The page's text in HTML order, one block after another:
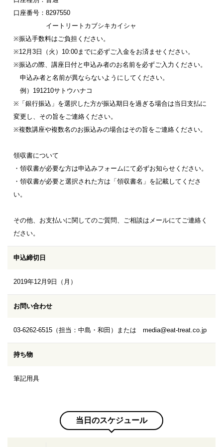
口座番号：8297550
イートリートカブシキカイシャ
※振込手数料はご負担ください。
※12月3日（火）10:00までに必ずご入金をお済ませください。
※振込の際、講座日付と申込み者のお名前を必ずご入力ください。
申込み者と名前が異ならないようにしてください。
例）191210サトウハナコ
※「銀行振込」を選択した方が振込期日を過ぎる場合は当日支払に
変更し、その旨をご連絡ください。
※複数講座や複数名のお振込みの場合はその旨をご連絡ください。
領収書について
・領収書が必要な方は申込みフォームにて必ずお知らせください。
・領収書が必要と選択された方は「領収書名」を記載してくださ
い。
その他、お支払いに関してのご質問、ご相談はメールにてご連絡く
ださい。
申込締切日
2019年12月9日（月）
お問い合わせ
03-6262-6515（担当：中島・和田）または media@eat-treat.co.jp
持ち物
筆記用具
当日のスケジュール